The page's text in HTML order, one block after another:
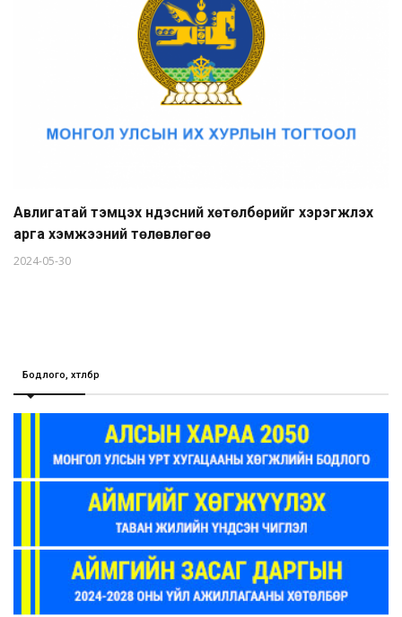
Авлигатай тэмцэх үндэсний хөтөлбөрийг хэрэгжүүлэх
арга хэмжээний төлөвлөгөө
2024-05-30
Бодлого, хөтөлбөр